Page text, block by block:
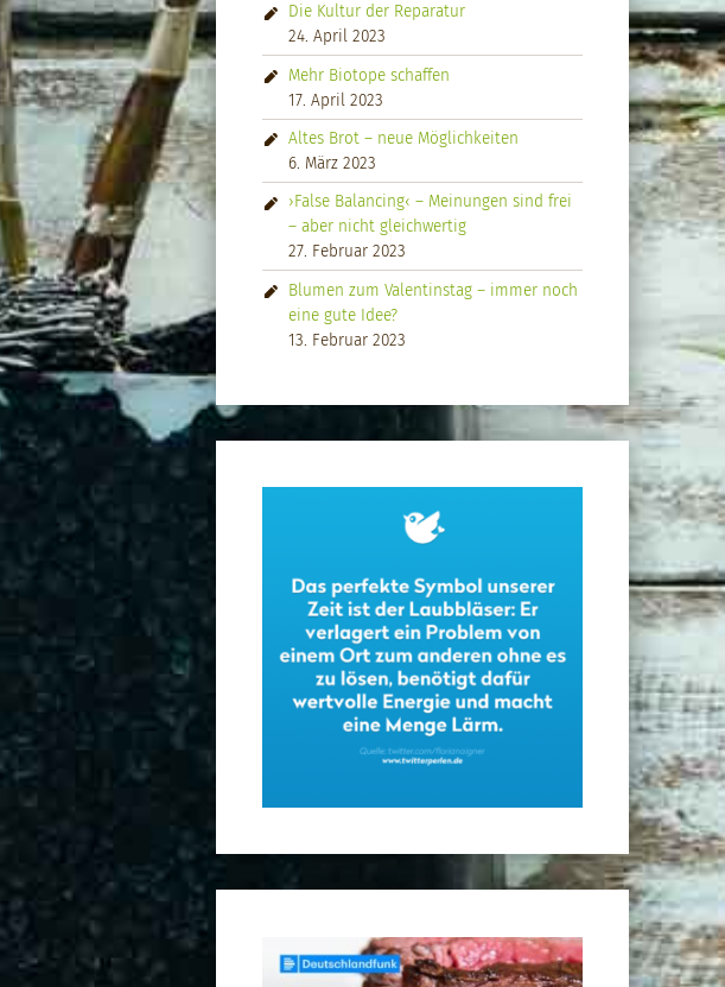
Die Kultur der Reparatur
24. April 2023
Mehr Biotope schaffen
17. April 2023
Altes Brot – neue Möglichkeiten
6. März 2023
›False Balancing‹ – Meinungen sind frei
– aber nicht gleichwertig
27. Februar 2023
Blumen zum Valentinstag – immer noch
eine gute Idee?
13. Februar 2023